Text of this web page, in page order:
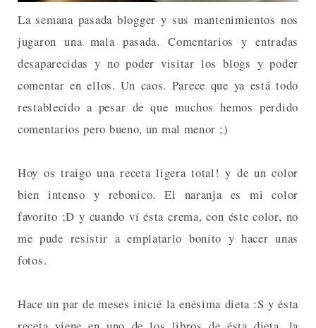
La semana pasada blogger y sus mantenimientos nos
jugaron una mala pasada. Comentarios y entradas
desaparecidas y no poder visitar los blogs y poder
comentar en ellos. Un caos. Parece que ya está todo
restablecido a pesar de que muchos hemos perdido
comentarios pero bueno, un mal menor ;)
Hoy os traigo una receta ligera total! y de un color
bien intenso y rebonico. El naranja es mi color
favorito ;D y cuando ví ésta crema, con éste color, no
me pude resistir a emplatarlo bonito y hacer unas
fotos.
Hace un par de meses inicié la enésima dieta :S y ésta